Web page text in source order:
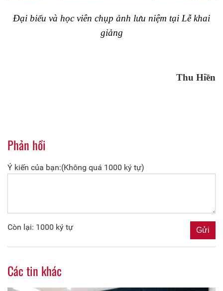
Đại biểu và học viên chụp ảnh lưu niệm tại Lễ khai
giảng
Thu Hiền
Phản hồi
Ý kiến của bạn:(Không quá 1000 ký tự)
Còn lại: 1000 ký tự
Các tin khác